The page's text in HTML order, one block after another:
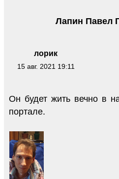
лорик
15 авг. 2021 19:11
Лапин Павел
Он будет жить вечно в
портале.